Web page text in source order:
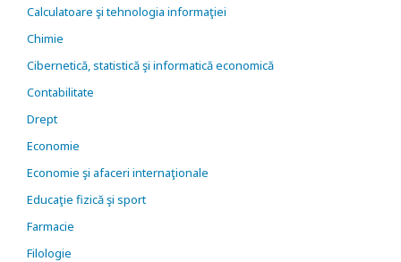
Calculatoare şi tehnologia informaţiei
Chimie
Cibernetică, statistică şi informatică economică
Contabilitate
Drept
Economie
Economie şi afaceri internaţionale
Educaţie fizică şi sport
Farmacie
Filologie